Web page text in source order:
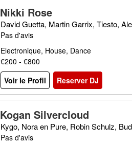
Nikki Rose
David Guetta, Martin Garrix, Tiesto,
Pas d'avis
Electronique, House, Dance
€200 - €800
Voir le Profil
Reserver DJ
Kogan Silvercloud
Kygo, Nora en Pure, Robin Schulz,
Pas d'avis